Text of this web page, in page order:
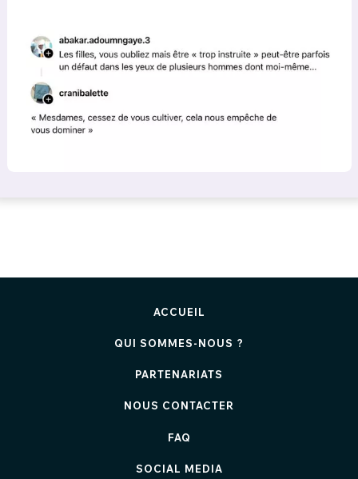
ACCUEIL
QUI SOMMES-NOUS ?
PARTENARIATS
NOUS CONTACTER
FAQ
SOCIAL MEDIA